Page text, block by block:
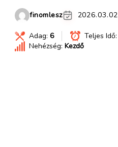
finomlesz
Adag: 6 Teljes Idő:
Nehézség: Kezdő